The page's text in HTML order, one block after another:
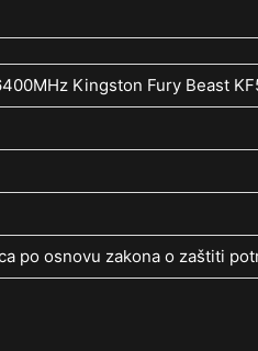
Kingston Fury Beast
po osnovu zakona o zaštiti